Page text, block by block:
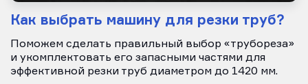
Как выбрать машину для резки труб?
Поможем сделать правильный выбор «трубореза»
и укомплектовать его запасными частями для
эффективной резки труб диаметром до 1420 мм.